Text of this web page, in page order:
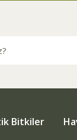
Bitkiler